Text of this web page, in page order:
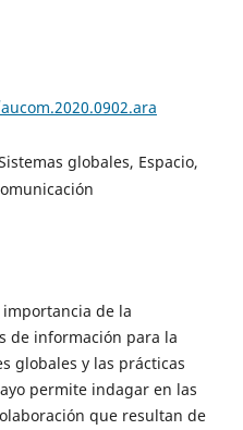
globales, Espacio,
de la
de información para la
globales y las prácticas
permite indagar en las
que resultan de